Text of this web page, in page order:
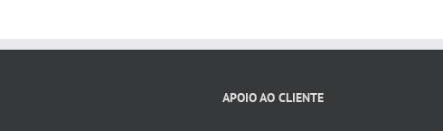
APOIO AO CLIENTE